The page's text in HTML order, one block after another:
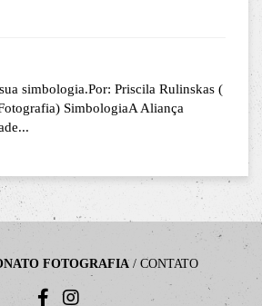
simbologia.Por: Priscila Rulinskas (
SimbologiaA Aliança
FOTOGRAFIA / CONTATO